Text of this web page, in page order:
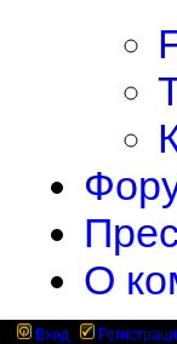
О
Вход